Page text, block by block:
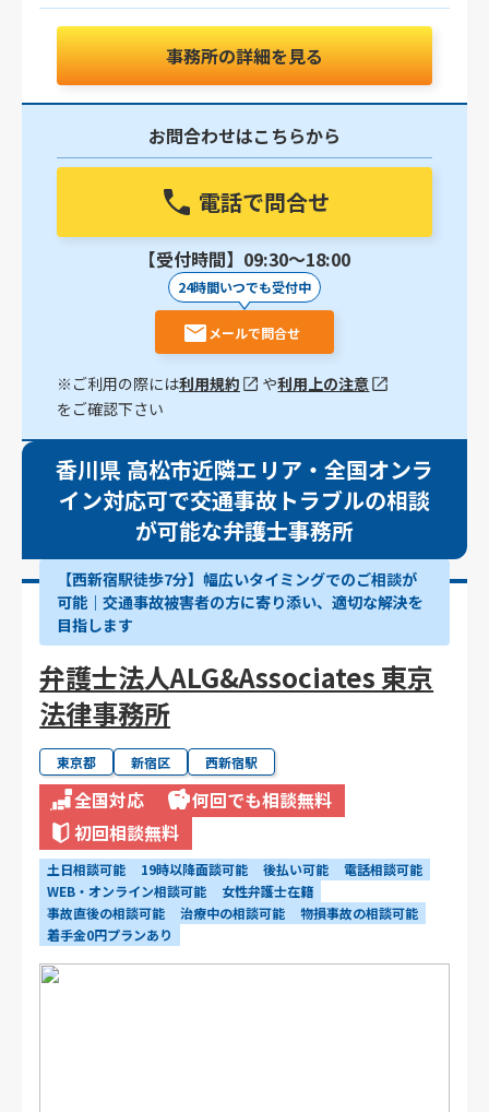
事務所の詳細を見る
お問合わせはこちらから
電話で問合せ
【受付時間】09:30〜18:00
24時間いつでも受付中
メールで問合せ
※ご利用の際には利用規約 や利用上の注意
をご確認下さい
香川県 高松市近隣エリア・全国オンラ
イン対応可で交通事故トラブルの相談
が可能な弁護士事務所
【西新宿駅徒歩7分】幅広いタイミングでのご相談が
可能｜交通事故被害者の方に寄り添い、適切な解決を
目指します
弁護士法人ALG&Associates 東京
法律事務所
東京都 新宿区 西新宿駅
全国対応
何回でも相談無料
初回相談無料
土日相談可能 19時以降面談可能 後払い可能
電話相談可能
WEB・オンライン相談可能
女性弁護士在籍
事故直後の相談可能
治療中の相談可能
物損事故の相談可能
着手金0円プランあり